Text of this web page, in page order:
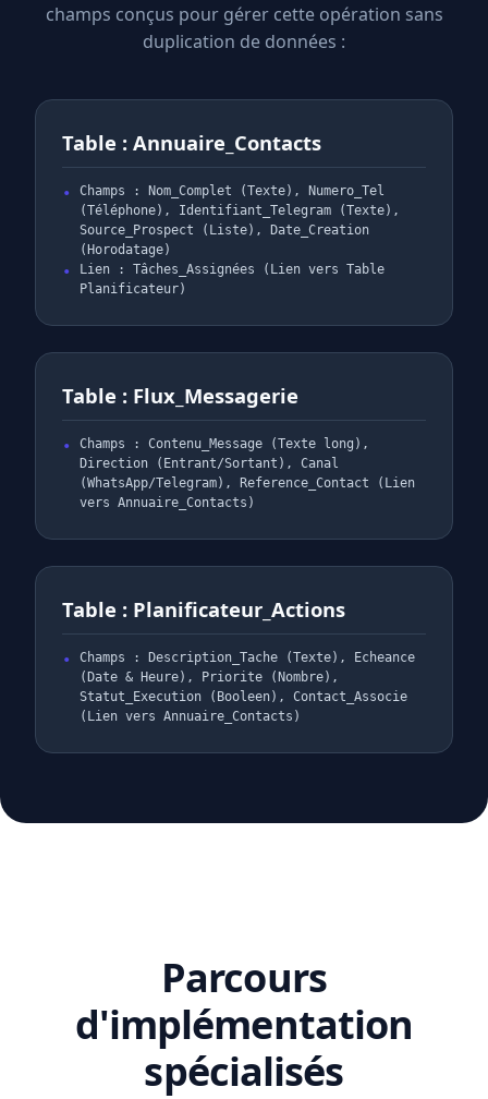
champs conçus pour gérer cette opération sans
duplication de données :
Table : Annuaire_Contacts
Champs : Nom_Complet (Texte), Numero_Tel
(Téléphone), Identifiant_Telegram (Texte),
Source_Prospect (Liste), Date_Creation
(Horodatage)
Lien : Tâches_Assignées (Lien vers Table
Planificateur)
Table : Flux_Messagerie
Champs : Contenu_Message (Texte long),
Direction (Entrant/Sortant), Canal
(WhatsApp/Telegram), Reference_Contact (Lien
vers Annuaire_Contacts)
Table : Planificateur_Actions
Champs : Description_Tache (Texte), Echeance
(Date & Heure), Priorite (Nombre),
Statut_Execution (Booleen), Contact_Associe
(Lien vers Annuaire_Contacts)
Parcours
d'implémentation
spécialisés